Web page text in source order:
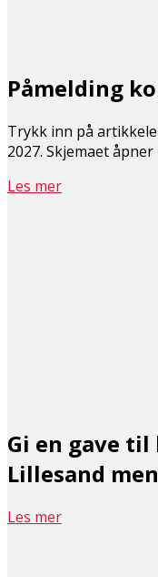
Påmelding
Trykk inn på
2027. Skjemaet åpner
Les mer
Gi en gave
Lillesand
Les mer